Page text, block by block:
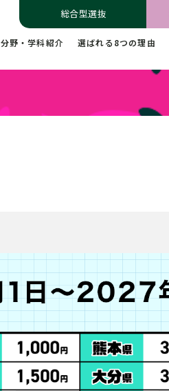
総合型選抜
分野・学科紹介 選ばれる8つの理由